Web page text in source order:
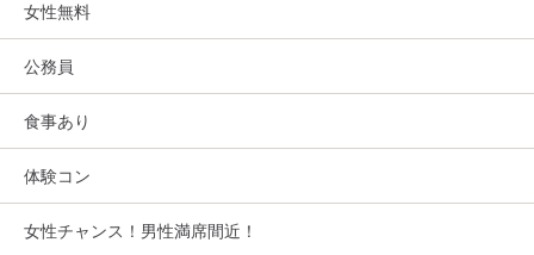
女性無料
公務員
食事あり
体験コン
女性チャンス！男性満席間近！